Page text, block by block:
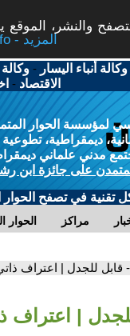
والنشر،
More info - المزيد
وكالة أنباء اليسار -وكالة
الاقتصاد -
لمؤسسة الحوار
ديمقراطية،
مدني علماني
على جائزة ابن
تقنية في تصفح الحوار
الحوار مراكز
- قابل للجدل | اعتراف
| اعتراف